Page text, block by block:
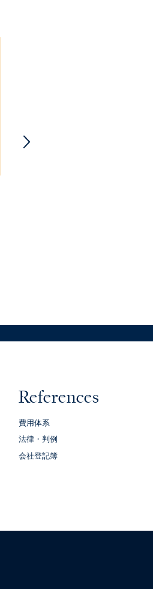
References
費用体系
法律・判例
会社登記簿